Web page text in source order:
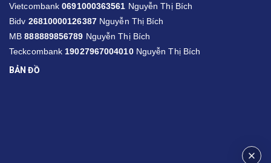
Vietcombank0691000363561 Nguyễn Thị Bích
Bidv 26810000126387Nguyễn Thị Bích
MB888889856789 Nguyễn Thị Bích
Teckcombank 19027967004010Nguyễn Thị Bích
BẢN ĐỒ